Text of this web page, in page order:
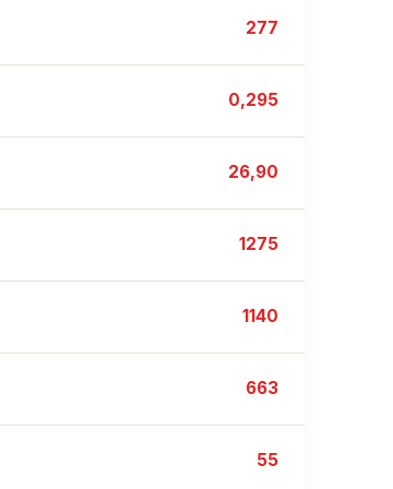
277
0,295
26,90
1275
1140
663
55